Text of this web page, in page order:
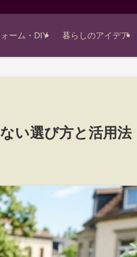
ォーム・DIY 暮らしのアイデア
い選び方と活用法